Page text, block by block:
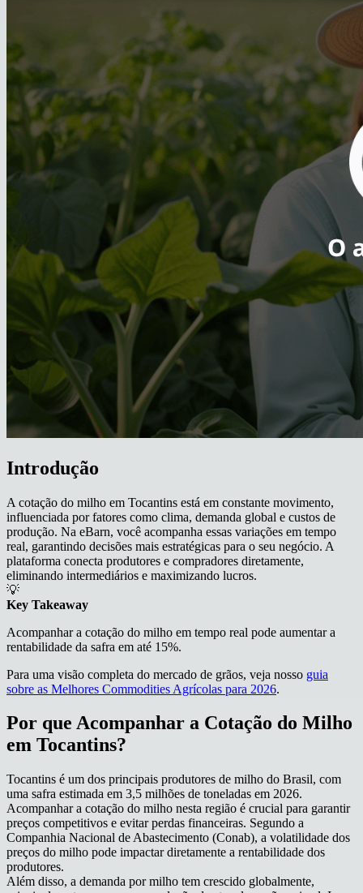
Introdução
A cotação do milho em Tocantins está em constante movimento,
influenciada por fatores como clima, demanda global e custos de
produção. Na eBarn, você acompanha essas variações em tempo
real, garantindo decisões mais estratégicas para o seu negócio. A
plataforma conecta produtores e compradores diretamente,
eliminando intermediários e maximizando lucros.
💡
Key Takeaway
Acompanhar a cotação do milho em tempo real pode aumentar a
rentabilidade da safra em até 15%.
Para uma visão completa do mercado de grãos, veja nosso guia
sobre as Melhores Commodities Agrícolas para 2026.
Por que Acompanhar a Cotação do Milho
em Tocantins?
Tocantins é um dos principais produtores de milho do Brasil, com
uma safra estimada em 3,5 milhões de toneladas em 2026.
Acompanhar a cotação do milho nesta região é crucial para garantir
preços competitivos e evitar perdas financeiras. Segundo a
Companhia Nacional de Abastecimento (Conab), a volatilidade dos
preços do milho pode impactar diretamente a rentabilidade dos
produtores.
Além disso, a demanda por milho tem crescido globalmente,